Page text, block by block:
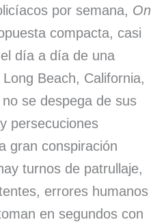
por semana, On
compacta, casi
día a día de una
Beach, California,
se despega de sus
persecuciones
gran conspiración
turnos de patrullaje,
errores humanos
en segundos con